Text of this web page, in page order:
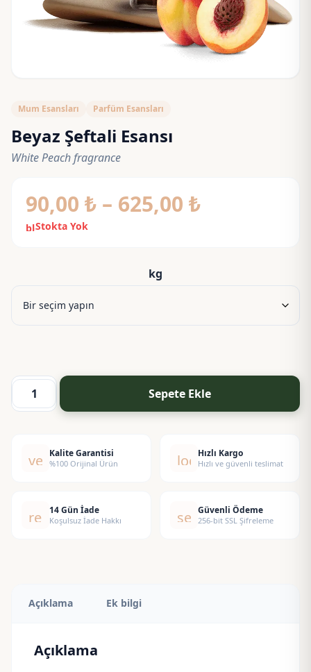
Mum Esansları Parfüm Esansları
Beyaz Şeftali Esansı
White Peach fragrance
90,00 ₺ – 625,00 ₺Fiyat
-
625,00 ₺
block
Stokta Yok
kg
Beyaz
Sepete Ekle
verified
Kalite Garantisi
%100 Orijinal Ürün local_shipping
Hızlı Kargo
Hızlı ve güvenli teslimat
replay14 Gün İade
Koşulsuz İade Hakkı security
Güvenli Ödeme
256-bit SSL Şifreleme
Açıklama Ek bilgi
Açıklama